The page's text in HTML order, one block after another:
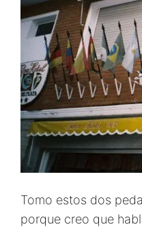
Tomo estos dos
porque creo que